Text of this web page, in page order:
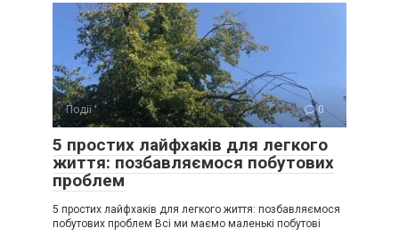
Події 0
5 простих лайфхаків для легкого
життя: позбавляємося побутових
проблем
5 простих лайфхаків для легкого життя: позбавляємося
побутових проблем Всі ми маємо маленькі побутові